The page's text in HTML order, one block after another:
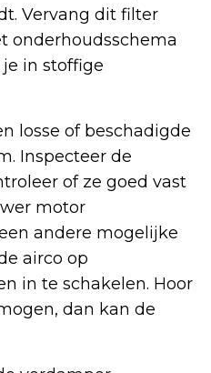
Vervang dit filter
onderhoudsschema
in stoffige
losse of beschadigde
Inspecteer de
of ze goed vast
motor
andere mogelijke
airco op
in te schakelen. Hoor
dan kan de